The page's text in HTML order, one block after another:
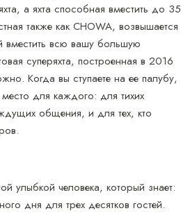
а яхта способная вместить до 35
также как CHOWA, возвышается
вместить всю вашу большую
суперяхта, построенная в 2016
Когда вы ступаете на ее палубу,
для каждого: для тихих
общения, и для тех, кто
улыбкой человека, который знает:
дня для трех десятков гостей.